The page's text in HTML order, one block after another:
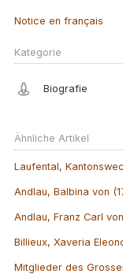
Notice en français
Kategorie
Biografie
Ähnliche Artikel
Laufental,
Andlau, Balbina von
Andlau, Franz Carl
Billieux, Xaveria
Mitglieder des